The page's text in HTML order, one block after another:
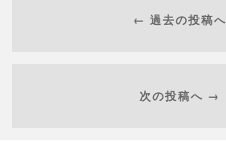
← 過去の投稿へ
次の投稿へ →